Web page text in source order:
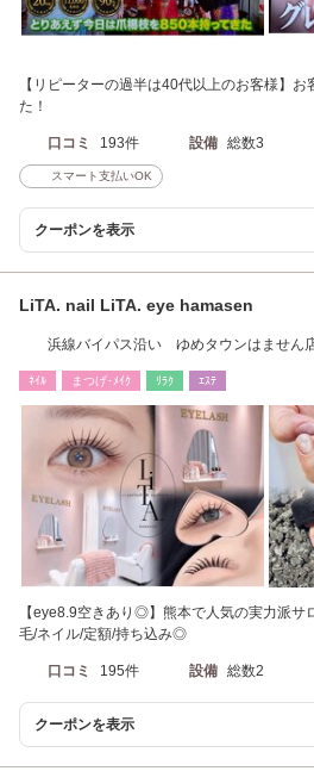
【リピーターの過半は40代以上のお客様】
た！
口コミ 193件 設備 総数3
スマート支払いOK
クーポンを表示
LiTA. nail LiTA. eye hamasen
浜線バイパス沿い ゆめタウンはません
ﾈｲﾙ まつげ･ﾒｲｸ ﾘﾗｸ ｴｽﾃ
【eye8.9空きあり◎】熊本で人気の実力派
毛/ネイル/定額/持ち込み◎
口コミ 195件 設備 総数2
クーポンを表示